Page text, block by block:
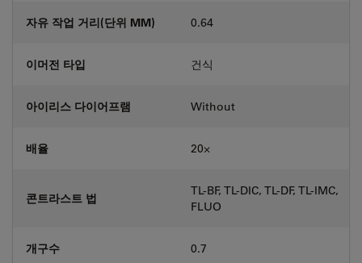
자유 작업 거리(단위 MM) 0.64
이머전 타입 건식
아이리스 다이어프램 Without
배율 20⨉
콘트라스트 법
TL-BF, TL-DIC, TL-DF, TL-IMC,
FLUO
개구수 0.7